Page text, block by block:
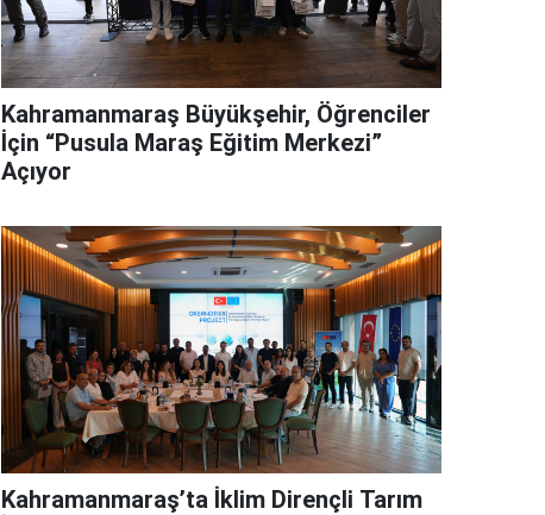
Kahramanmaraş Büyükşehir, Öğrenciler
İçin “Pusula Maraş Eğitim Merkezi”
Açıyor
Kahramanmaraş’ta İklim Dirençli Tarım